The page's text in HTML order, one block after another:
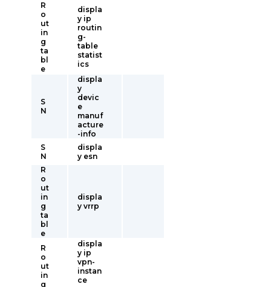
R
o
ut
in
g
ta
bl
e
displa
y ip
routin
g-
table
statist
ics
S
N
displa
y
devic
e
manuf
acture
-info
S
N
displa
y esn
R
o
ut
in
g
ta
bl
e
displa
y vrrp
R
o
ut
in
g
displa
y ip
vpn-
instan
ce